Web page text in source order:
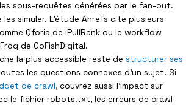
sous-requêtes générées par le fan-out.
simuler. L’étude Ahrefs cite plusieurs
Qforia de iPullRank ou le workflow
de GoFishDigital.
la plus accessible reste de structurer ses
les questions connexes d’un sujet. Si
de crawl, couvrez aussi l’impact sur
le fichier robots.txt, les erreurs de crawl